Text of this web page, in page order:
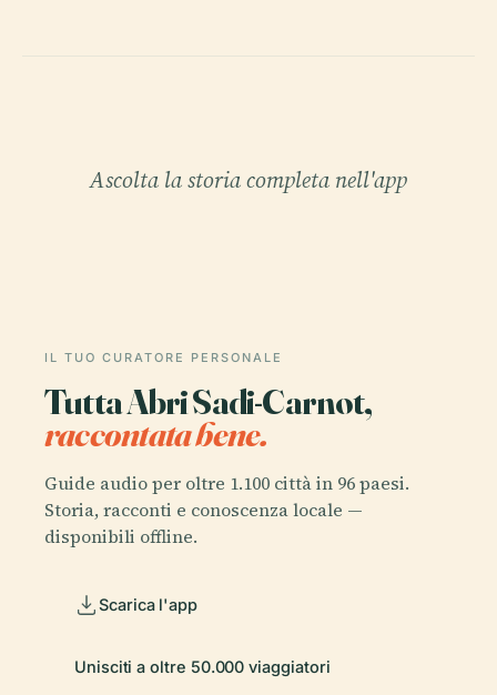
Ascolta la storia completa nell'app
IL TUO CURATORE PERSONALE
Tutta Abri Sadi-Carnot,
raccontata bene.
Guide audio per oltre 1.100 città in 96 paesi.
Storia, racconti e conoscenza locale —
disponibili offline.
Scarica l'app
Unisciti a oltre 50.000 viaggiatori